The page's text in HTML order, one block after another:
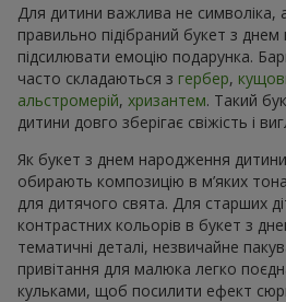
Для дитини важлива не символіка,
правильно підібраний букет з
підсилювати емоцію подарунка.
часто складаються з гербер,
альстромерій, хризантем. Такий
дитини довго зберігає свіжість і
Як букет з днем народження
обирають композицію в м’яких
для дитячого свята. Для старших
контрастних кольорів в букет з
тематичні деталі, незвичайне
привітання для малюка легко
кульками, щоб посилити ефект